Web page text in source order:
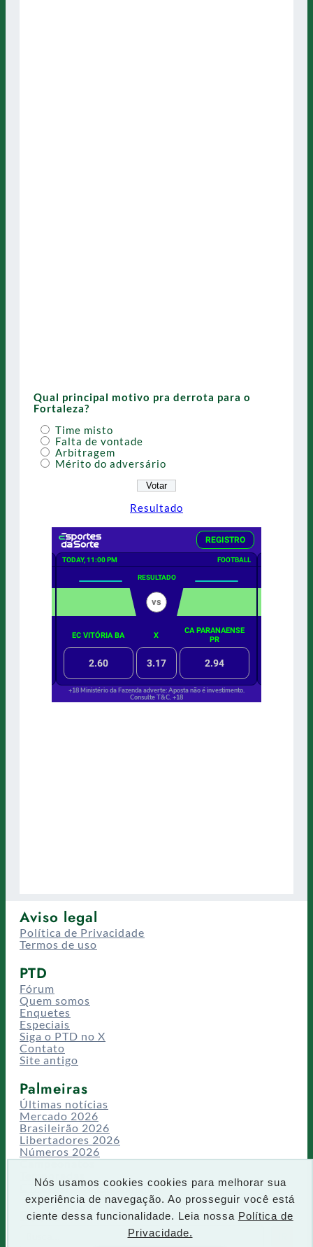
Nós usamos cookies cookies para melhorar sua
experiência de navegação. Ao prosseguir você está
ciente dessa funcionalidade. Leia nossa Política de
Privacidade.
Qual principal motivo pra derrota para o
Fortaleza?
Time misto
Falta de vontade
Arbitragem
Mérito do adversário
Resultado
Aviso legal
Política de Privacidade
Termos de uso
PTD
Fórum
Quem somos
Enquetes
Especiais
Siga o PTD no X
Contato
Site antigo
Palmeiras
Últimas notícias
Mercado 2026
Brasileirão 2026
Libertadores 2026
Números 2026
Campeonatos
Temporadas
CT/Centro de Excelência
Busca
P
e